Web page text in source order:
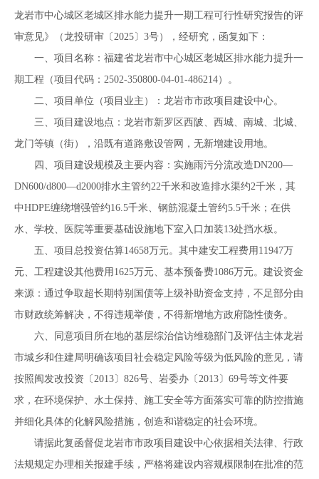
龙岩市中心城区老城区排水能力提升一期工程可行性研究报告的评
审意见》（龙投研审〔2025〕3号），经研究，函复如下：
一、项目名称：福建省龙岩市中心城区老城区排水能力提升一
期工程（项目代码：2502-350800-04-01-486214）。
二、项目单位（项目业主）：龙岩市市政项目建设中心。
三、项目建设地点：龙岩市新罗区西陂、西城、南城、北城、
龙门等镇（街），沿既有道路敷设管网，无新增建设用地。
四、项目建设规模及主要内容：实施雨污分流改造DN200—
DN600/d800—d2000排水主管约22千米和改造排水渠约2千米，其
中HDPE缠绕增强管约16.5千米、钢筋混凝土管约5.5千米；在供
水、学校、医院等重要基础设施地下室入口加装13处挡水板。
五、项目总投资估算14658万元。其中建安工程费用11947万
元、工程建设其他费用1625万元、基本预备费1086万元。建设资金
来源：通过争取超长期特别国债等上级补助资金支持，不足部分由
市财政统筹解决，不得违规举债，不得新增地方政府隐性债务。
六、同意项目所在地的基层综治信访维稳部门及评估主体龙岩
市城乡和住建局明确该项目社会稳定风险等级为低风险的意见，请
按照闽发改投资〔2013〕826号、岩委办〔2013〕69号等文件要
求，在环境保护、水土保持、施工安全等方面落实可靠的防控措施
并细化具体的化解风险措施，创造和谐稳定的社会环境。
请据此复函督促龙岩市市政项目建设中心依据相关法律、行政
法规规定办理相关报建手续，严格将建设内容规模限制在批准的范